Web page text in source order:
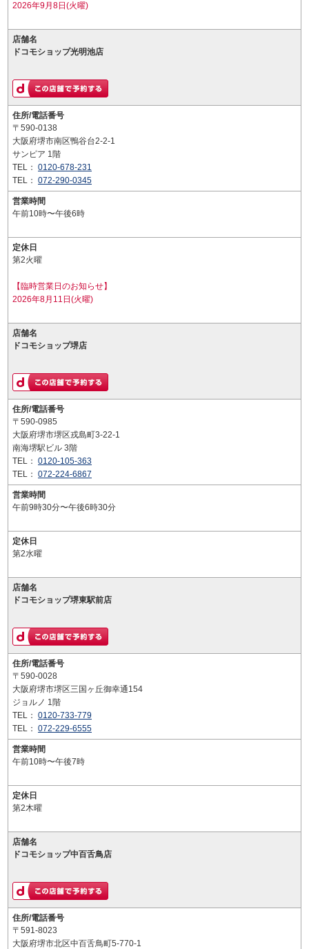
2026年9月8日(火曜)
店舗名
ドコモショップ光明池店
住所/電話番号
〒590-0138
大阪府堺市南区鴨谷台2-2-1
サンピア 1階
TEL： 0120-678-231
TEL： 072-290-0345
営業時間
午前10時〜午後6時
定休日
第2火曜
【臨時営業日のお知らせ】
2026年8月11日(火曜)
店舗名
ドコモショップ堺店
住所/電話番号
〒590-0985
大阪府堺市堺区戎島町3-22-1
南海堺駅ビル 3階
TEL： 0120-105-363
TEL： 072-224-6867
営業時間
午前9時30分〜午後6時30分
定休日
第2水曜
店舗名
ドコモショップ堺東駅前店
住所/電話番号
〒590-0028
大阪府堺市堺区三国ヶ丘御幸通154
ジョルノ 1階
TEL： 0120-733-779
TEL： 072-229-6555
営業時間
午前10時〜午後7時
定休日
第2木曜
店舗名
ドコモショップ中百舌鳥店
住所/電話番号
〒591-8023
大阪府堺市北区中百舌鳥町5-770-1